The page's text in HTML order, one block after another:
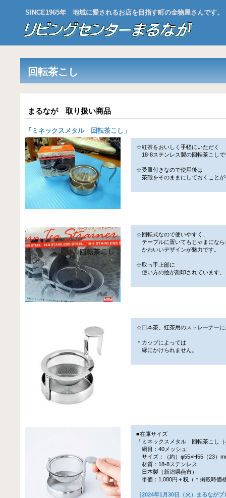
SINCE1965年 地域に愛されるお店を目指す町の金物屋さんです。
回転茶こし
まるなが 取り扱い商品
「 ミネックスメタル 回転茶こし 」
☆紅茶をおいしく手軽にいただく
18-8ステンレス製の回転茶こしで
☆受皿付きなので使用後は
茶殻をそのままにしておくことが
☆回転式なので使いやすく、
テーブルに置いてもじゃまになら
かわいいデザインが魅力です。
☆取っ手上部に
使い方の絵が刻印されています。
☆日本茶、紅茶用のストレーナーに
＊カップによっては
縁にかけられません。
■在庫サイズ
「ミネックスメタル 回転茶こし
網目：40メッシュ
サイズ：（約）φ55×H55（23）
材質：18-8ステンレス
日本製（新潟県燕市）
単価：1,080円＋税（＊掲載時価
［2024年1月30日（火）まるなが